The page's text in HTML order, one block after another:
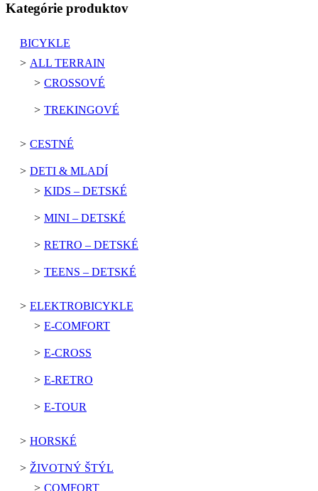
Kategórie produktov
BICYKLE
ALL TERRAIN
CROSSOVÉ
TREKINGOVÉ
CESTNÉ
DETI & MLADÍ
KIDS – DETSKÉ
MINI – DETSKÉ
RETRO – DETSKÉ
TEENS – DETSKÉ
ELEKTROBICYKLE
E-COMFORT
E-CROSS
E-RETRO
E-TOUR
HORSKÉ
ŽIVOTNÝ ŠTÝL
COMFORT